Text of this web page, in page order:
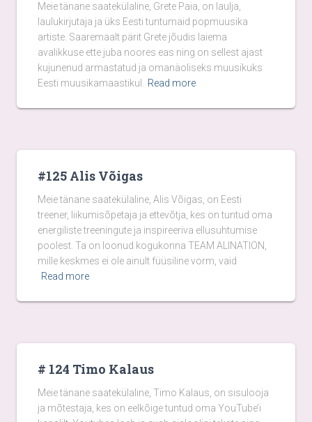
Meie tänane saatekülaline, Grete Paia, on laulja,
laulukirjutaja ja üks Eesti tuntumaid popmuusika
artiste. Saaremaalt pärit Grete jõudis laiema
avalikkuse ette juba noores eas ning on sellest ajast
kujunenud armastatud ja omanäoliseks muusikuks
Eesti muusikamaastikul.
Read more
#125 Alis Võigas
Meie tänane saatekülaline, Alis Võigas, on Eesti
treener, liikumisõpetaja ja ettevõtja, kes on tuntud oma
energiliste treeningute ja inspireeriva ellusuhtumise
poolest. Ta on loonud kogukonna TEAM ALINATION,
mille keskmes ei ole ainult füüsiline vorm, vaid
Read more
# 124 Timo Kalaus
Meie tänane saatekülaline, Timo Kalaus, on sisulooja
ja mõtestaja, kes on eelkõige tuntud oma YouTube’i